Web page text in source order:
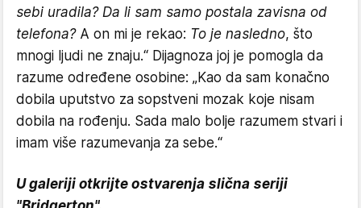
sebi uradila? Da li sam samo postala zavisna od
telefona?A on mi je rekao: To je nasledno, što
mnogi ljudi ne znaju.“ Dijagnoza joj je pomogla da
razume određene osobine: „Kao da sam konačno
dobila uputstvo za sopstveni mozak koje nisam
dobila na rođenju. Sada malo bolje razumem stvari i
imam više razumevanja za sebe.“
Ugaleriji otkrijte ostvarenja slična seriji